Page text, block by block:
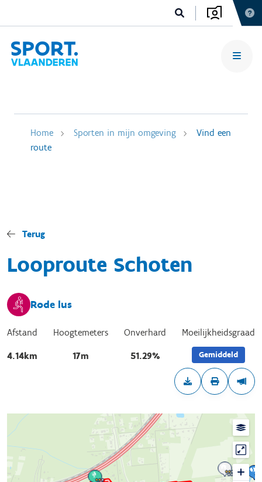
Home Sporten in mijn omgeving
Vind een
route
Terug
Looproute Schoten
Rode lus
Afstand
4.14km
Hoogtemeters
17m
Onverhard
51.29%
Moeilijkheidsgraad
Gemiddeld